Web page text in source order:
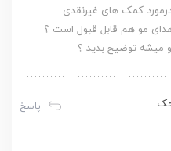
کمک های غیرنقدی
مو هم قابل قبول است ؟
میشه توضیح بدید ؟
پاسخ